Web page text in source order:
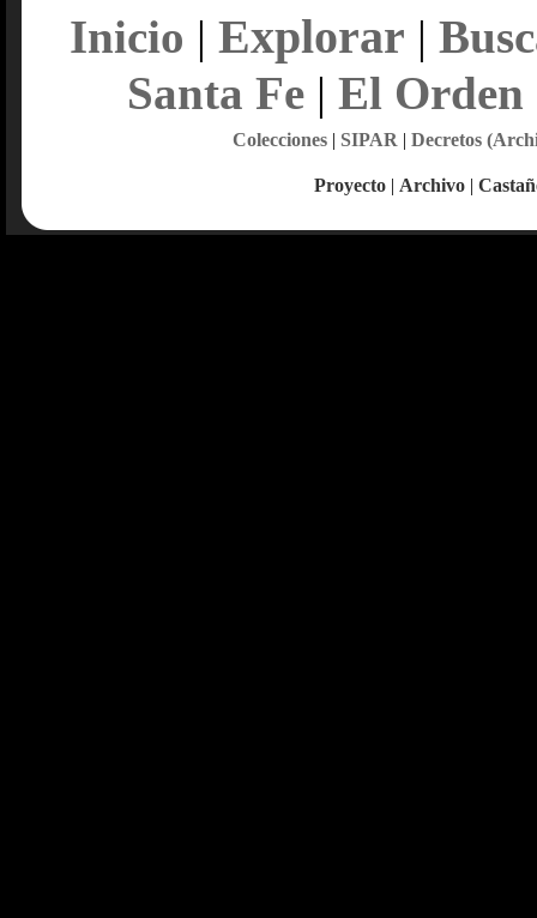
Inicio | Explorar |
Santa Fe| El Orden
Colecciones| SIPAR | Decretos
Proyecto | Archivo |